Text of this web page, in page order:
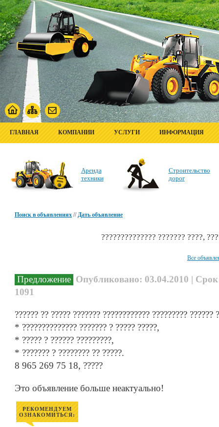
ГЛАВНАЯ КОМПАНИИ УСЛУГИ ИНФОРМАЦИЯ
Аренда
техники
Строительство
дорог
Поиск в объявлениях //Дать объявление
?????????????? ??????? ????,
Все
Предложение Опубликовано: 03.04.2010 |
1091
?????? ?? ????? ??????? ???????????? ????????? ??????
* ?????????????? ??????? ? ????? ?????,
* ????? ? ?????? ?????????,
* ??????? ? ???????? ?? ?????.
8 965 269 75 18, ?????
Это объявление больше неактуально!
РЕКОМЕНДУЕМ
ОЗНАКОМИТЬСЯ: